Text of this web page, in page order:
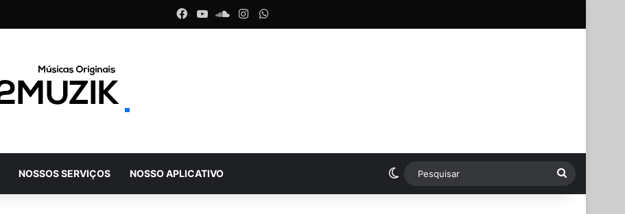
Facebook
YouTubeSoundCloud
Instagram
WhatsApp
NOSSOS SERVIÇOS NOSSO APLICATIVO Switch skin Pesquisar